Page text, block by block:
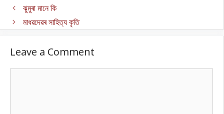
ঝুমুৰা মানে কি
মাধৱদেৱৰ সাহিত্য কৃতি
Leave a Comment